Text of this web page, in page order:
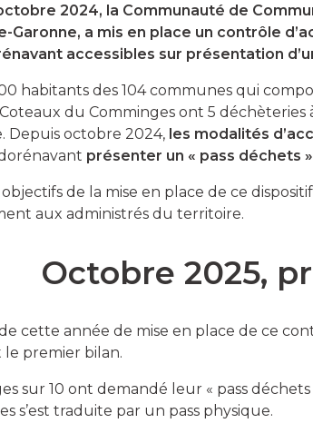
2024, la Communauté de
Garonne, a mis en place un contrôle
accessibles sur présentation
habitants des 104 communes qui
du Comminges ont 5 déchèteries
Depuis octobre 2024, les modalités
présenter un « pass déchets »
objectifs de la mise en place de ce
aux administrés du territoire.
Octobre 2025,
de cette année de mise en place de ce
le premier bilan.
sur 10 ont demandé leur « pass
s’est traduite par un pass physique.